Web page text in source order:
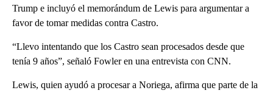
Trump e incluyó el memorándum de Lewis para argumentar a
favor de tomar medidas contra Castro.
“Llevo intentando que los Castro sean procesados ​​desde que
tenía 9 años”, señaló Fowler en una entrevista con CNN.
Lewis, quien ayudó a procesar a Noriega, afirma que parte de la